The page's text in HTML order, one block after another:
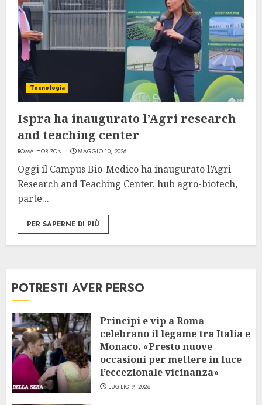
Tecnologia
Ispra ha inaugurato l’Agri research
and teaching center
ROMA HORIZON MAGGIO 10, 2026
Oggi il Campus Bio-Medico ha inaugurato l’Agri
Research and Teaching Center, hub agro-biotech,
parte...
PER SAPERNE DI PIÙ
POTRESTI AVER PERSO
Principi e vip a Roma
celebrano il legame tra Italia e
Monaco. «Presto nuove
occasioni per mettere in luce
l’eccezionale vicinanza»
LUGLIO 9, 2026